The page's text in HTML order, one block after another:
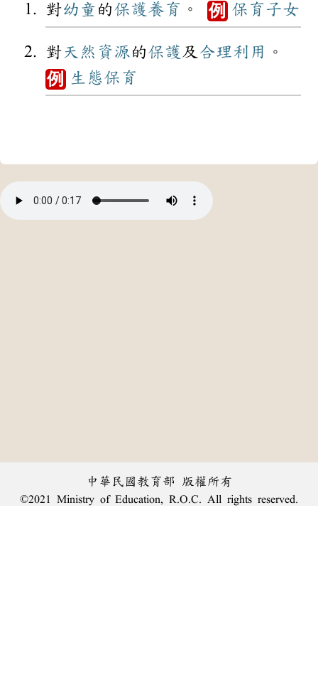
對幼童 的保護養育 。 例 保育子女
對天然資源的保護及 合理利用 。
例 生態保育
中華民國教育部 版權所有
©2021 Ministry of Education, R.O.C. All rights reserved.